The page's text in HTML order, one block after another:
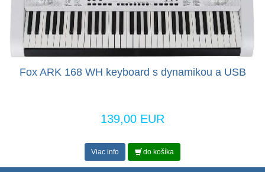
Fox ARK 168 WH keyboard s dynamikou a USB
139,00 EUR
Viac info do košíka